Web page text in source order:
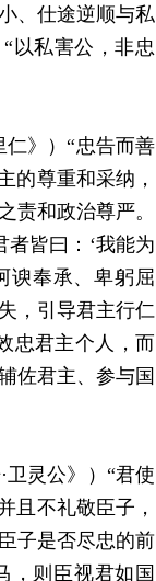
、仕途逆顺与私
以私害公，非忠
仁》）“忠告而善
的尊重和采纳，
责和政治尊严。
者皆曰：‘我能为
谀奉承、卑躬屈
，引导君主行仁
忠君主个人，而
佐君主、参与国
灵公》）“君使
且不礼敬臣子，
子是否尽忠的前
，则臣视君如国